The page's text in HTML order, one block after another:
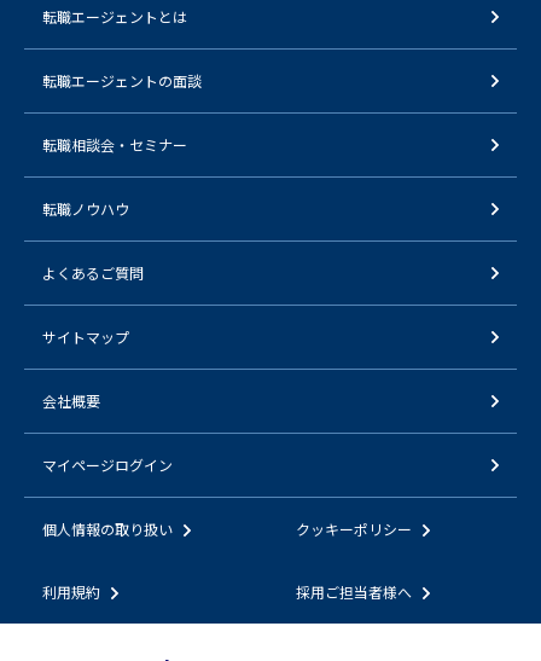
転職エージェントとは
転職エージェントの面談
転職相談会・セミナー
転職ノウハウ
よくあるご質問
サイトマップ
会社概要
マイページログイン
個人情報の取り扱い クッキーポリシー
利用規約 採用ご担当者様へ